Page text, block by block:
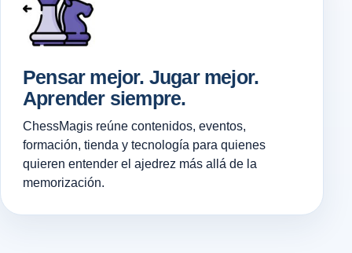
Pensar mejor. Jugar mejor.
Aprender siempre.
ChessMagis reúne contenidos, eventos,
formación, tienda y tecnología para quienes
quieren entender el ajedrez más allá de la
memorización.